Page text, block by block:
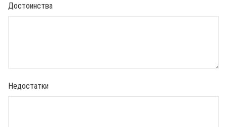
Достоинства
Недостатки